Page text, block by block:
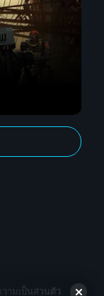
ามเป็นส่วนตัว